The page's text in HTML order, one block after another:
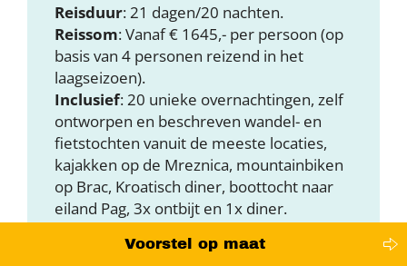
Reisduur: 21 dagen/20 nachten.
Reissom: Vanaf € 1645,- per persoon (op
basis van 4 personen reizend in het
laagseizoen).
Inclusief: 20 unieke overnachtingen, zelf
ontworpen en beschreven wandel- en
fietstochten vanuit de meeste locaties,
kajakken op de Mreznica, mountainbiken
op Brac, Kroatisch diner, boottocht naar
eiland Pag, 3x ontbijt en 1x diner.
en terugreis naar Kroatië, eventuele
Voorstel op maat